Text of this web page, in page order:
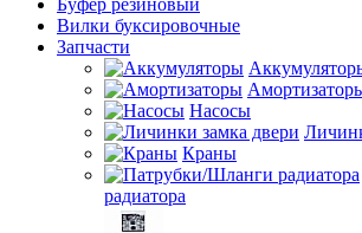
Буфер резиновый
Вилки буксировочные
Запчасти
Насосы
Краны
радиатора